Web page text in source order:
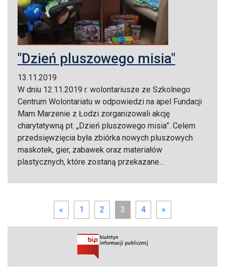
"Dzień pluszowego misia"
13.11.2019
W dniu 12.11.2019 r. wolontariusze ze Szkolnego
Centrum Wolontariatu w odpowiedzi na apel Fundacji
Mam Marzenie z Łodzi zorganizowali akcję
charytatywną pt. „Dzień pluszowego misia”. Celem
przedsięwzięcia była zbiórka nowych pluszowych
maskotek, gier, zabawek oraz materiałów
plastycznych, które zostaną przekazane...
« 1 2 3 4 »